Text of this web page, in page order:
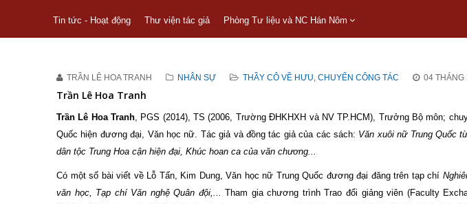
Tin tức - Hoạt động Thư viện tác giả Phòng Tư liệu và NC Hán Nôm
TRẦN LÊ HOA TRANH NHÂN SỰ THẦY CÔ VỀ HƯU, CHUYỂN CÔNG TÁC 04 THÁNG
Trần Lê Hoa Tranh
Trần Lê Hoa Tranh, PGS (2014), TS (2006, Trường ĐHKHXH và NV TP.HCM), Trưởng Bộ môn;
Quốc hiện đương đại, Văn học nữ. Tác giả và đồng tác giả của các sách: Văn xuôi nữ Trung Quốc
dân tộc Trung Hoa cận hiện đại, Khúc hoan ca của văn chương...
Có một số bài viết về Lỗ Tấn, Kim Dung, Văn học nữ Trung Quốc đương đại đăng trên tạp chí
văn học, Tạp chí Văn nghệ Quân đội,...Tham gia chương trình Trao đổi giảng viên (Faculty